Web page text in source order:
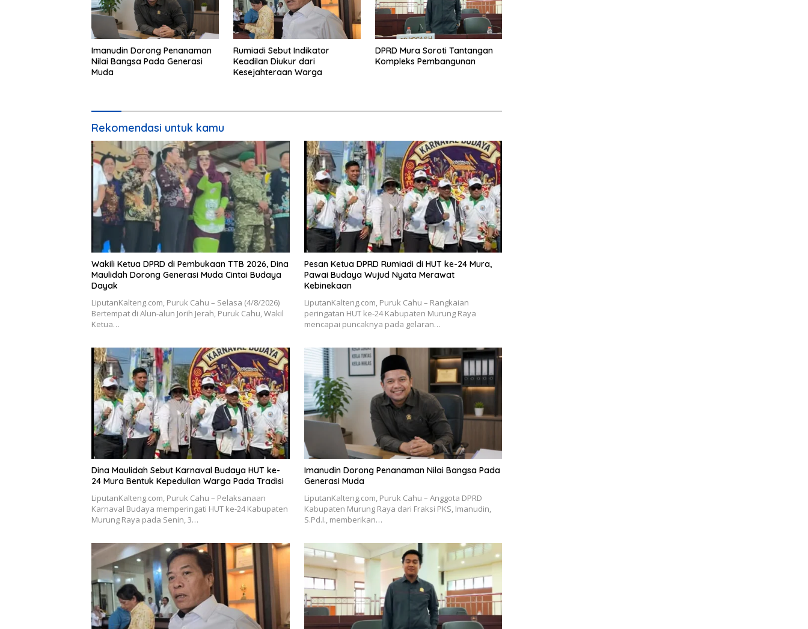
Imanudin Dorong Penanaman
Nilai Bangsa Pada Generasi
Muda
Rumiadi Sebut Indikator
Keadilan Diukur dari
Kesejahteraan Warga
DPRD Mura Soroti Tantangan
Kompleks Pembangunan
Rekomendasi untuk kamu
Wakili Ketua DPRD di Pembukaan TTB 2026, Dina
Maulidah Dorong Generasi Muda Cintai Budaya
Dayak
LiputanKalteng.com, Puruk Cahu – Selasa (4/8/2026)
Bertempat di Alun-alun Jorih Jerah, Puruk Cahu, Wakil
Ketua…
Pesan Ketua DPRD Rumiadi di HUT ke-24 Mura,
Pawai Budaya Wujud Nyata Merawat
Kebinekaan
LiputanKalteng.com, Puruk Cahu – Rangkaian
peringatan HUT ke-24 Kabupaten Murung Raya
mencapai puncaknya pada gelaran…
Dina Maulidah Sebut Karnaval Budaya HUT ke-
24 Mura Bentuk Kepedulian Warga Pada Tradisi
LiputanKalteng.com, Puruk Cahu – Pelaksanaan
Karnaval Budaya memperingati HUT ke-24 Kabupaten
Murung Raya pada Senin, 3…
Imanudin Dorong Penanaman Nilai Bangsa Pada
Generasi Muda
LiputanKalteng.com, Puruk Cahu – Anggota DPRD
Kabupaten Murung Raya dari Fraksi PKS, Imanudin,
S.Pd.I., memberikan…